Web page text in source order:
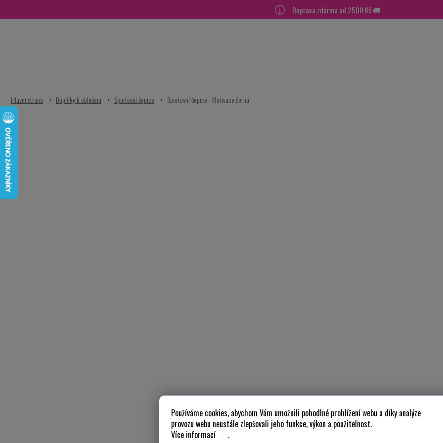
Používáme cookies, abychom Vám umožnili pohodlné prohlížení webu a díky analýze
provozu webu neustále zlepšovali jeho funkce, výkon a použitelnost.
Více informací
.
Doprava zdarma od 2500 Kč 🚚
Doplňky k oblečení Sportovní čepice Sportovní čepice - Motivace černá